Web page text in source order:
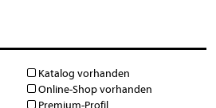
Katalog vorhanden
Online-Shop vorhanden
Premium-Profil